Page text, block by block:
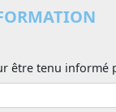
être tenu informé